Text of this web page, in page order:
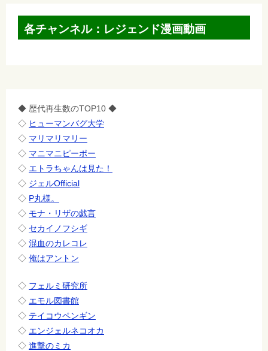
各チャンネル：レジェンド漫画動画
◆ 歴代再生数のTOP10 ◆
◇ ヒューマンバグ大学
◇ マリマリマリー
◇ マニマニピーポー
◇ エトラちゃんは見た！
◇ ジェルOfficial
◇ P丸様。
◇ モナ・リザの戯言
◇ セカイノフシギ
◇ 混血のカレコレ
◇ 俺はアントン
◇ フェルミ研究所
◇ エモル図書館
◇ テイコウペンギン
◇ エンジェルネコオカ
◇ 進撃のミカ